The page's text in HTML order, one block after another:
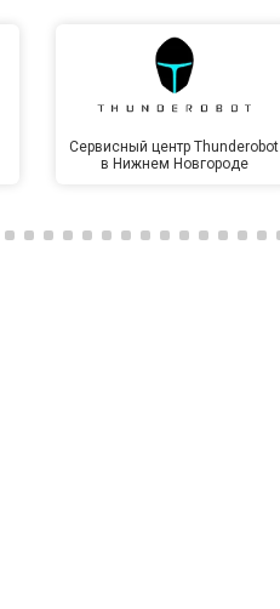
Сервисный центр Thunderobot
в Нижнем Новгороде